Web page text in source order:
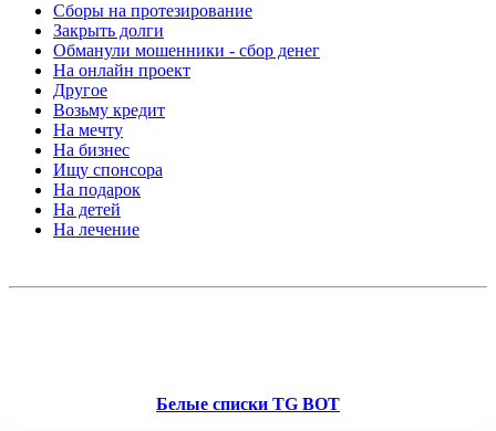
Сборы на протезирование
Закрыть долги
Обманули мошенники - сбор денег
На онлайн проект
Другое
Возьму кредит
На мечту
На бизнес
Ищу спонсора
На подарок
На детей
На лечение
Белые списки TG BOT